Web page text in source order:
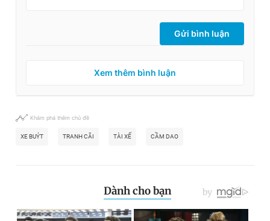
Gửi bình luận
Xem thêm bình luận
Khám phá thêm chủ đề
XE BUÝT TRANH CÃI TÀI XẾ CẦM DAO